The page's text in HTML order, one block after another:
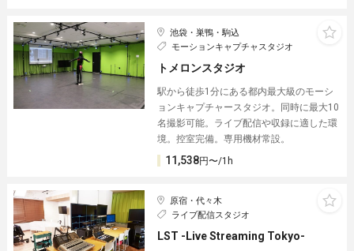
池袋・巣鴨・駒込
モーションキャプチャスタジオ
トメロンスタジオ
駅から徒歩1分にある都内最大級のモーシ
ョンキャプチャースタジオ。同時に最大10
名撮影可能。ライブ配信や収録に適した環
境。控室完備。専用機材常設。
11,538円〜/1h
原宿・代々木
ライブ配信スタジオ
LST -Live Streaming Tokyo-